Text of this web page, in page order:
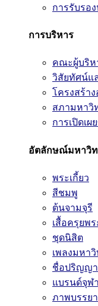
การรับรอ
การบริหาร
คณะผู้บริห
วิสัยทัศน์แ
โครงสร้า
สภามหาวิ
การเปิดเ
อัตลักษณ์มหาวิท
พระเกี้ยว
สีชมพู
ต้นจามจุรี
เสื้อครุยพ
ชุดนิสิต
เพลงมหา
ชื่อปริญญ
แบรนด์จุฬ
ภาพบรรย